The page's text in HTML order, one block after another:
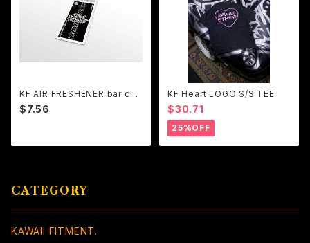
KF AIR FRESHENER bar cod
e
$7.56
KF Heart LOGO S/S TEE
$30.71
25%OFF
CATEGORY
KAWAII FITMENT.